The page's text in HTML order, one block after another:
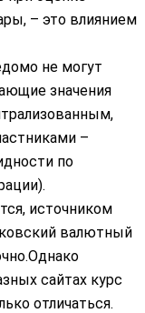
– это влиянием
не могут
значения
–
по
источником
валютный
сайтах курс
отличаться.